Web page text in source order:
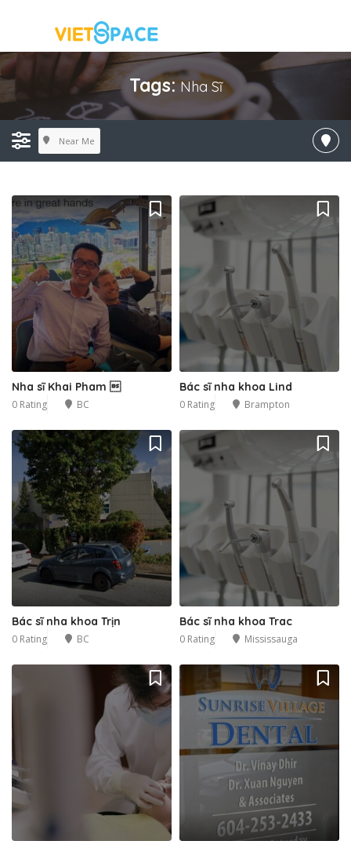
Tags:Nha Sĩ
Near Me
Nha sĩ Khai Pham 
0 Rating BC
Bác sĩ nha khoa Lind
0 Rating Brampton
Bác sĩ nha khoa Trịn
0 Rating BC
Bác sĩ nha khoa Trac
0 Rating Mississauga